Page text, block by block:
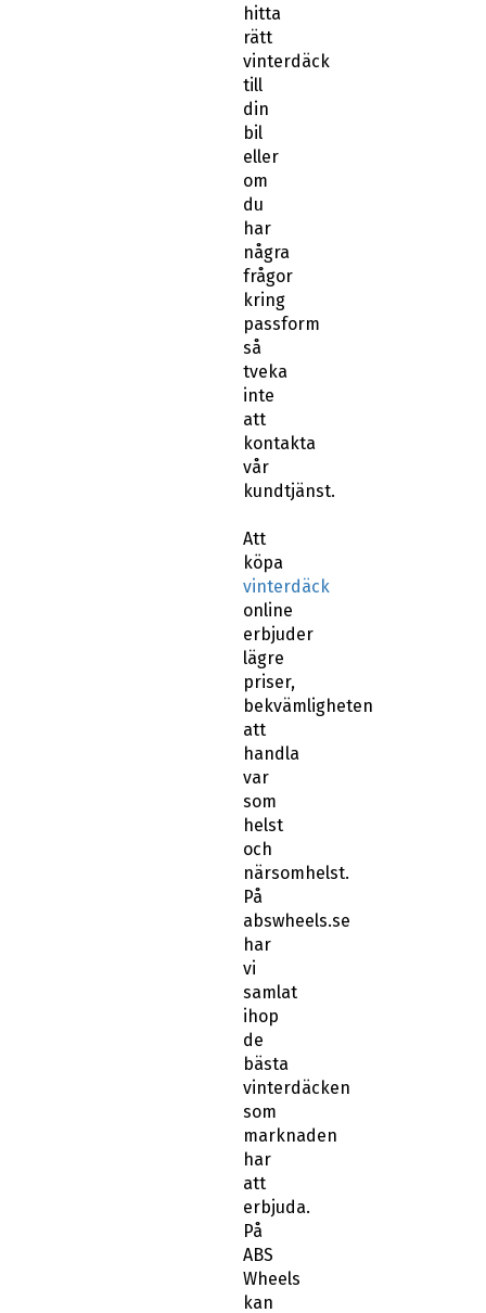
till
din
bil
eller
om
du
har
några
frågor
kring
passform
så
tveka
inte
att
kontakta
vår
kundtjänst.
Att
köpa
online
erbjuder
lägre
priser,
bekvämligheten
att
handla
var
som
helst
och
närsomhelst.
På
abswheels.se
har
vi
samlat
ihop
de
bästa
vinterdäcken
som
marknaden
har
att
erbjuda.
På
ABS
Wheels
kan
du
använda
ditt